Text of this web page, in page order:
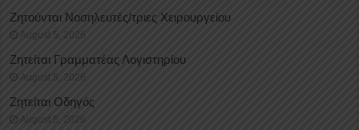
Ζητούνται Νοσηλευτές/τριες Χειρουργείου
August 5, 2026
Ζητείται Γραμματέας Λογιστηρίου
August 5, 2026
Ζητείται Οδηγός
August 5, 2026